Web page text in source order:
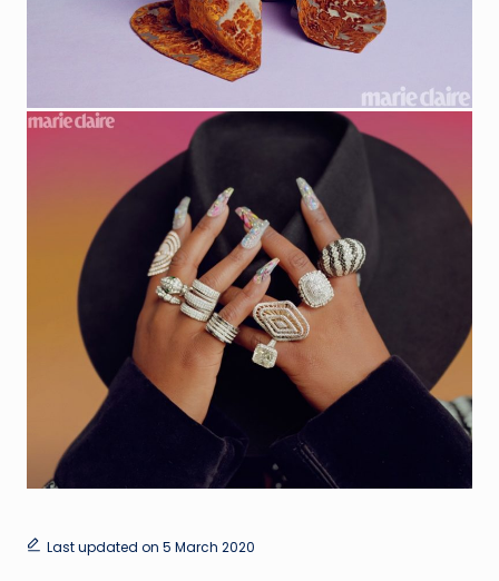
Last updated on 5 March 2020